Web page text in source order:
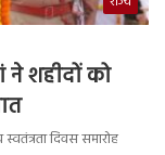
शहीदों को
दिवस समारोह